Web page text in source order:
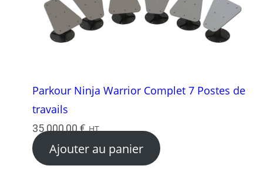
Parkour Ninja Warrior Complet 7 Postes de
travails
35 000,00€ HT
Ajouter au panier